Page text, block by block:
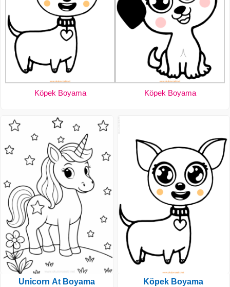
Köpek Boyama Köpek Boyama
Unicorn At Boyama Köpek Boyama